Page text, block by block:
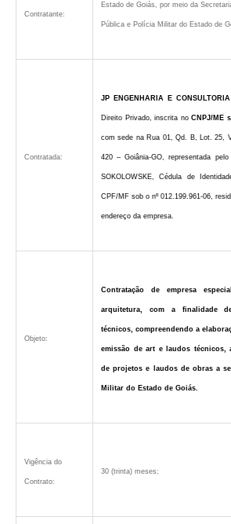
Contratante:
Estado de Goiás, por meio da
Pública e Polícia Militar do Estado de
Contratada:
JP ENGENHARIA E
Direito Privado, inscrita no CNPJ/ME
com sede na Rua 01, Qd. B, Lot. 25,
420 – Goiânia-GO, representada
SOKOLOWSKE, Cédula de
CPF/MF sob o nº 012.199.961-06,
endereço da empresa.
Objeto:
Contratação de empresa
arquitetura, com a finalidade
técnicos, compreendendo a
emissão de art e laudos técnicos,
de projetos e laudos de obras a
Militar do Estado de Goiás.
Vigência do
Contrato:
30 (trinta) meses;